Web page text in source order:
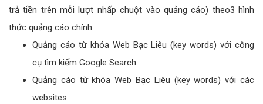
trả tiền trên mỗi lượt nhấp chuột vào quảng cáo) theo3 hình
thức quảng cáo chính:
Quảng cáo từ khóa Web Bạc Liêu (key words) với công
cụ tìm kiếm Google Search
Quảng cáo từ khóa Web Bạc Liêu (key words) với các
websites